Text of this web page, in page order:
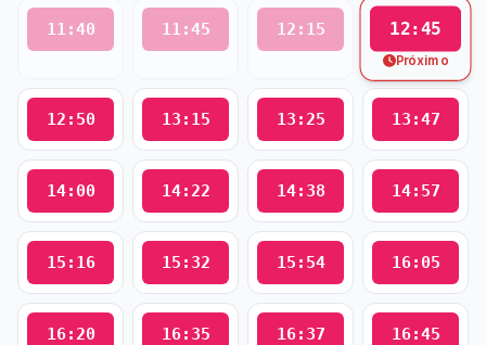
11:40 11:45 12:15 12:45
Próximo
12:50 13:15 13:25 13:47
14:00 14:22 14:38 14:57
15:16 15:32 15:54 16:05
16:20 16:35 16:37 16:45